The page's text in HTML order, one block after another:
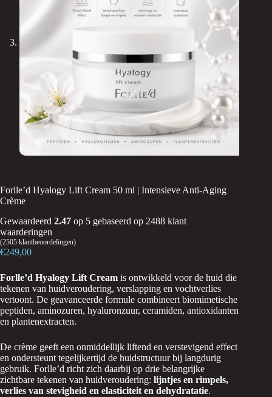
Forlle’d Hyalogy Lift Cream 50 ml | Intensieve Anti-Aging
Crème
Gewaardeerd 2.47 op 5 gebaseerd op 2488 klant
waarderingen
(2505 klantbeoordelingen)
€249,00
Forlle’d Hyalogy Lift Cream is ontwikkeld voor de huid die
tekenen van huidveroudering, verslapping en vochtverlies
vertoont. De geavanceerde formule combineert biomimetische
peptiden, aminozuren, hyaluronzuur, ceramiden, antioxidanten
en plantenextracten.
De crème geeft een onmiddellijk liftend en verstevigend effect
en ondersteunt tegelijkertijd de huidstructuur bij langdurig
gebruik. Forlle’d richt zich daarbij op drie belangrijke
zichtbare tekenen van huidveroudering: lijntjes en rimpels,
verlies van stevigheid en elasticiteit en dehydratatie.